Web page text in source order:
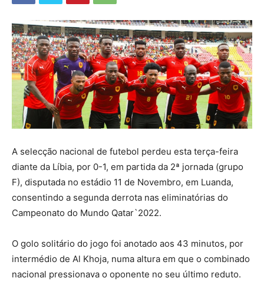
A selecção nacional de futebol perdeu esta terça-feira
diante da Líbia, por 0-1, em partida da 2ª jornada (grupo
F), disputada no estádio 11 de Novembro, em Luanda,
consentindo a segunda derrota nas eliminatórias do
Campeonato do Mundo Qatar`2022.
O golo solitário do jogo foi anotado aos 43 minutos, por
intermédio de Al Khoja, numa altura em que o combinado
nacional pressionava o oponente no seu último reduto.